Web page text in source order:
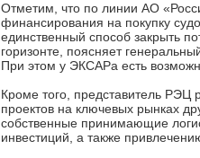
Отметим, что по линии АО
финансирования на покупку
единственный способ закрыть
горизонте, поясняет
При этом у ЭКСАРа есть
Кроме того, представитель РЭЦ
проектов на ключевых рынках
собственные принимающие
инвестиций, а также